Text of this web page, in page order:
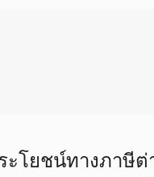
ะโยชน์ทางภาษีต่